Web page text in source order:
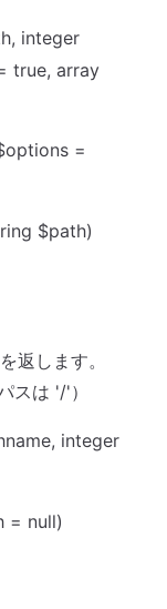
integer
true, array
=
$path)
返します。
スは '/'）
integer
= null)